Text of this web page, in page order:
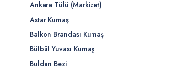
Ankara Tülü (Markizet)
Astar Kumaş
Balkon Brandası Kumaş
Bülbül Yuvası Kumaş
Buldan Bezi